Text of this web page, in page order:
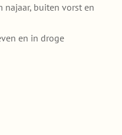
najaar, buiten vorst en
en in droge